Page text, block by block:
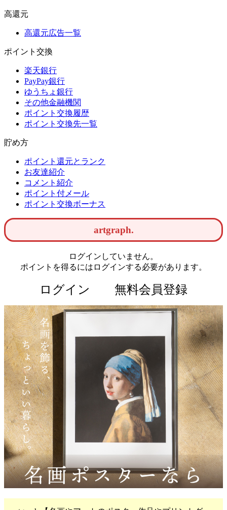
高還元
高還元広告一覧
ポイント交換
楽天銀行
PayPay銀行
ゆうちょ銀行
その他金融機関
ポイント交換履歴
ポイント交換先一覧
貯め方
ポイント還元とランク
お友達紹介
コメント紹介
ポイント付メール
ポイント交換ボーナス
artgraph.
ログインしていません。
ポイントを得るにはログインする必要があります。
ログイン 無料会員登録